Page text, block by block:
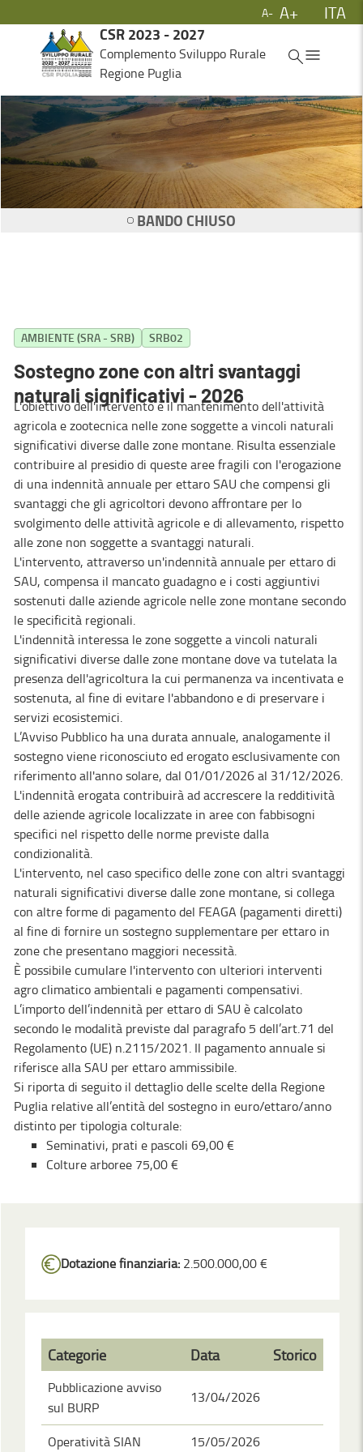
A- A+
ITA
CSR 2023 - 2027
Complemento Sviluppo Rurale
Regione Puglia
BANDO CHIUSO
AMBIENTE (SRA - SRB) SRB02
Sostegno zone con altri svantaggi
naturali significativi - 2026
L'obiettivo dell'intervento è il mantenimento dell'attività
agricola e zootecnica nelle zone soggette a vincoli naturali
significativi diverse dalle zone montane. Risulta essenziale
contribuire al presidio di queste aree fragili con l'erogazione
di una indennità annuale per ettaro SAU che compensi gli
svantaggi che gli agricoltori devono affrontare per lo
svolgimento delle attività agricole e di allevamento, rispetto
alle zone non soggette a svantaggi naturali.
L'intervento, attraverso un'indennità annuale per ettaro di
SAU, compensa il mancato guadagno e i costi aggiuntivi
sostenuti dalle aziende agricole nelle zone montane secondo
le specificità regionali.
L'indennità interessa le zone soggette a vincoli naturali
significativi diverse dalle zone montane dove va tutelata la
presenza dell'agricoltura la cui permanenza va incentivata e
sostenuta, al fine di evitare l'abbandono e di preservare i
servizi ecosistemici.
L’Avviso Pubblico ha una durata annuale, analogamente il
sostegno viene riconosciuto ed erogato esclusivamente con
riferimento all'anno solare, dal 01/01/2026 al 31/12/2026.
L'indennità erogata contribuirà ad accrescere la redditività
delle aziende agricole localizzate in aree con fabbisogni
specifici nel rispetto delle norme previste dalla
condizionalità.
L'intervento, nel caso specifico delle zone con altri svantaggi
naturali significativi diverse dalle zone montane, si collega
con altre forme di pagamento del FEAGA (pagamenti diretti)
al fine di fornire un sostegno supplementare per ettaro in
zone che presentano maggiori necessità.
È possibile cumulare l'intervento con ulteriori interventi
agro climatico ambientali e pagamenti compensativi.
L’importo dell’indennità per ettaro di SAU è calcolato
secondo le modalità previste dal paragrafo 5 dell’art.71 del
Regolamento (UE) n.2115/2021. Il pagamento annuale si
riferisce alla SAU per ettaro ammissibile.
Si riporta di seguito il dettaglio delle scelte della Regione
Puglia relative all’entità del sostegno in euro/ettaro/anno
distinto per tipologia colturale:
Seminativi, prati e pascoli 69,00 €
Colture arboree 75,00 €
Dotazione finanziaria: 2.500.000,00 €
Categorie Data Storico
Pubblicazione avviso
sul BURP
13/04/2026
Operatività SIAN 15/05/2026